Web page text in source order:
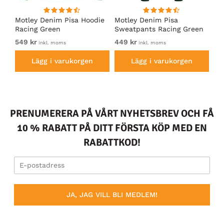
Motley Denim Pisa Hoodie
Racing Green
549 kr inkl. moms
Lägg i varukorgen
Motley Denim Pisa
Sweatpants Racing Green
449 kr inkl. moms
Lägg i varukorgen
PRENUMERERA PÅ VÅRT NYHETSBREV OCH FÅ
10 % RABATT PÅ DITT FÖRSTA KÖP MED EN
RABATTKOD!
JA, JAG VILL BLI MEDLEM!